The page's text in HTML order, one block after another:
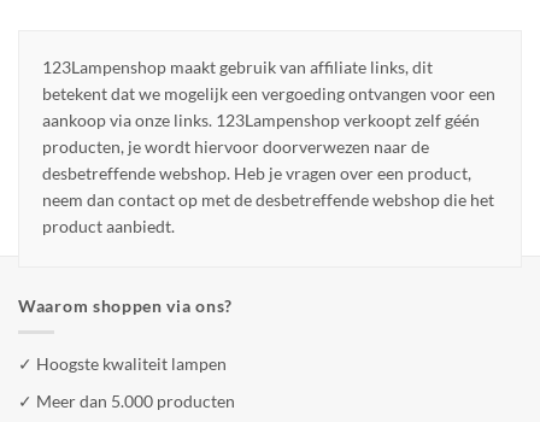
123Lampenshop maakt gebruik van affiliate links, dit
betekent dat we mogelijk een vergoeding ontvangen voor een
aankoop via onze links. 123Lampenshop verkoopt zelf géén
producten, je wordt hiervoor doorverwezen naar de
desbetreffende webshop. Heb je vragen over een product,
neem dan contact op met de desbetreffende webshop die het
product aanbiedt.
Waarom shoppen via ons?
✓ Hoogste kwaliteit lampen
✓ Meer dan 5.000 producten